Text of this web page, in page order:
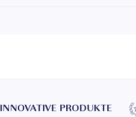
INNOVATIVE PRODUKTE